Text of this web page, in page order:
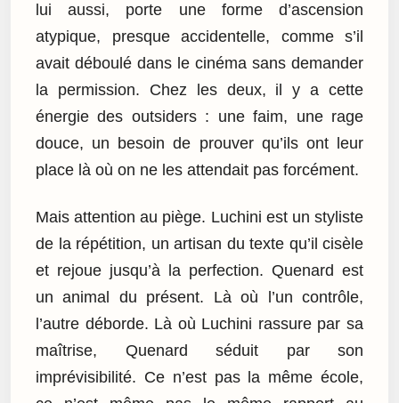
lui aussi, porte une forme d’ascension
atypique, presque accidentelle, comme s’il
avait déboulé dans le cinéma sans demander
la permission. Chez les deux, il y a cette
énergie des outsiders : une faim, une rage
douce, un besoin de prouver qu’ils ont leur
place là où on ne les attendait pas forcément.
Mais attention au piège. Luchini est un styliste
de la répétition, un artisan du texte qu’il cisèle
et rejoue jusqu’à la perfection. Quenard est
un animal du présent. Là où l’un contrôle,
l’autre déborde. Là où Luchini rassure par sa
maîtrise, Quenard séduit par son
imprévisibilité. Ce n’est pas la même école,